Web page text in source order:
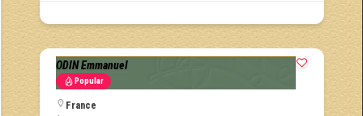
ODIN Emmanuel
Popular
France